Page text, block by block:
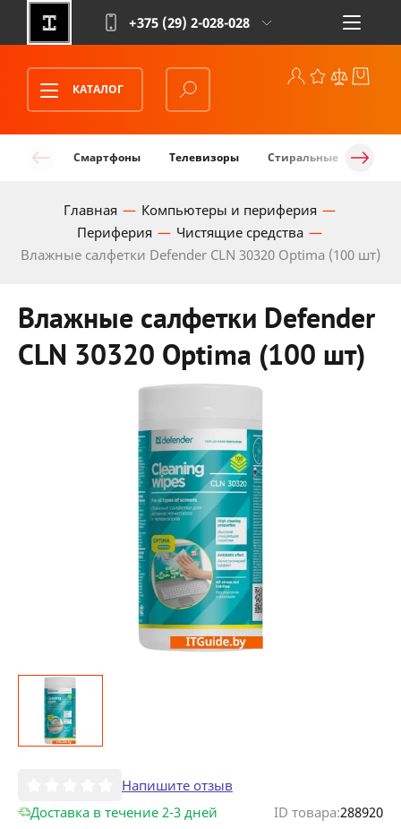
+375 (29) 2-028-028
КАТАЛОГ
Смартфоны Телевизоры Стиральные машины
Главная
Компьютеры и периферия
Периферия
Чистящие средства
Влажные салфетки Defender CLN 30320 Optima (100 шт)
Влажные салфетки Defender
CLN 30320 Optima (100 шт)
Напишите отзыв
Доставка в течение 2-3 дней
ID товара:288920